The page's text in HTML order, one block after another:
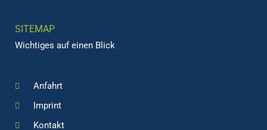
SITEMAP
Wichtiges auf einen Blick
Anfahrt
Imprint
Kontakt